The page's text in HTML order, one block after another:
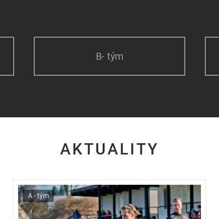
B- tým
AKTUALITY
A - tým